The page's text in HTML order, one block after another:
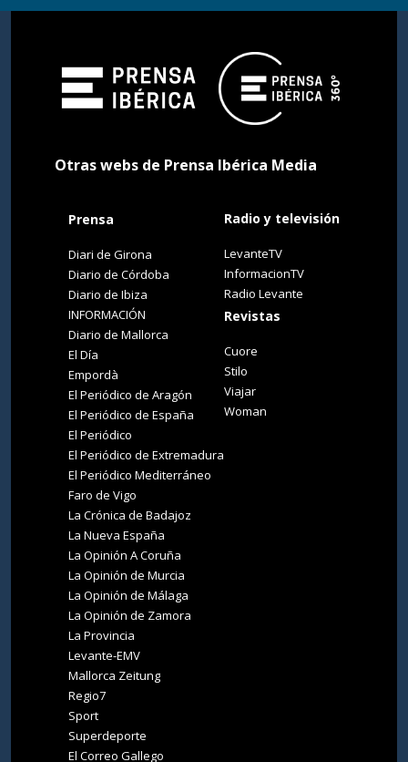
Otras webs de Prensa Ibérica Media
Prensa
Diari de Girona
Diario de Córdoba
Diario de Ibiza
INFORMACIÓN
Diario de Mallorca
El Día
Empordà
El Periódico de Aragón
El Periódico de España
El Periódico
El Periódico de Extremadura
El Periódico Mediterráneo
Faro de Vigo
La Crónica de Badajoz
La Nueva España
La Opinión A Coruña
La Opinión de Murcia
La Opinión de Málaga
La Opinión de Zamora
La Provincia
Levante-EMV
Mallorca Zeitung
Regio7
Sport
Superdeporte
El Correo Gallego
Radio y televisión
LevanteTV
InformacionTV
Radio Levante
Revistas
Cuore
Stilo
Viajar
Woman